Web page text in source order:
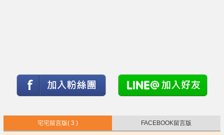
宅宅留言版( 3 ) FACEBOOK留言版